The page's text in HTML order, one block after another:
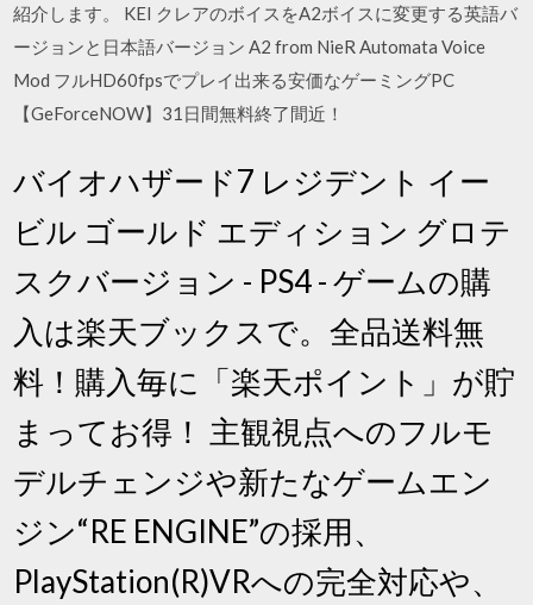
紹介します。 KEI クレアのボイスをA2ボイスに変更する英語バ
ージョンと日本語バージョン A2 from NieR Automata Voice
Mod フルHD60fpsでプレイ出来る安価なゲーミングPC
【GeForceNOW】31日間無料終了間近！
バイオハザード7 レジデント イー
ビル ゴールド エディション グロテ
スクバージョン - PS4 - ゲームの購
入は楽天ブックスで。全品送料無
料！購入毎に「楽天ポイント」が貯
まってお得！ 主観視点へのフルモ
デルチェンジや新たなゲームエン
ジン“RE ENGINE”の採用、
PlayStation(R)VRへの完全対応や、